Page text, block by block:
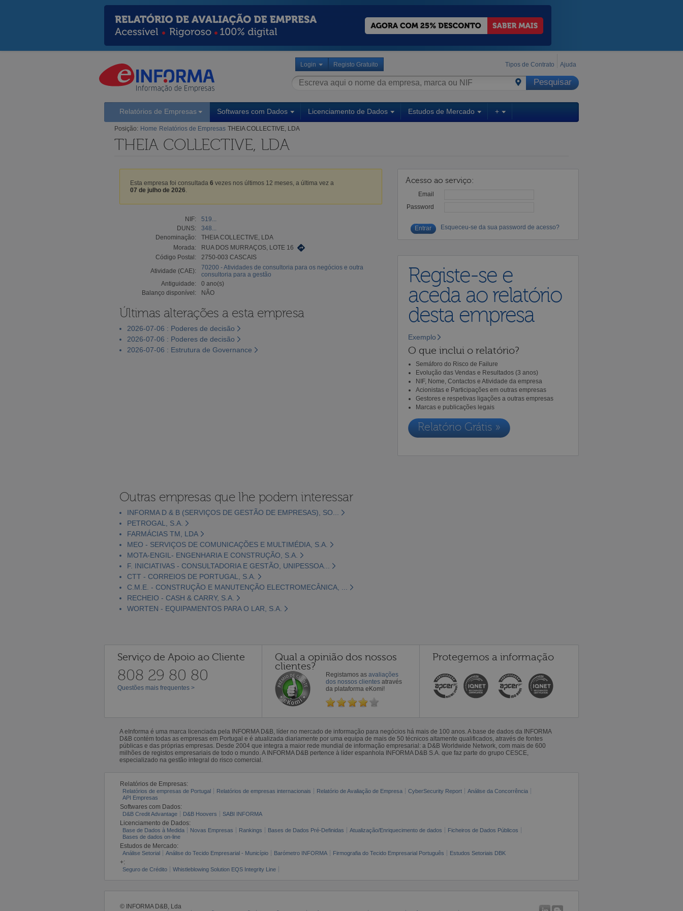
Login Registo Gratuito Tipos de Contrato Ajuda
Relatórios de Empresas Softwares com Dados Licenciamento de Dados Estudos de Mercado +
Posição: Home Relatórios de Empresas THEIA COLLECTIVE, LDA
THEIA COLLECTIVE, LDA
Esta empresa foi consultada 6 vezes nos últimos 12 meses, a última vez a
07 de julho de 2026
NIF:
519...
DUNS:
348...
Denominação:
THEIA COLLECTIVE, LDA
Morada:
RUA DOS MURRAÇOS, LOTE 16
Código Postal:
2750-003 CASCAIS
Atividade (CAE):
70200 - Atividades de consultoria para os negócios e outra
consultoria para a gestão
Antiguidade:
0 ano(s)
Balanço disponível:
NÃO
Últimas alterações a esta empresa
2026-07-06 : Poderes de decisão
2026-07-06 : Poderes de decisão
2026-07-06 : Estrutura de Governance
Acesso ao serviço:
Email
Password
Esqueceu-se da sua password de acesso?
Registe-se e
aceda ao relatório
desta empresa
Exemplo
O que inclui o relatório?
Semáforo do Risco de Failure
Evolução das Vendas e Resultados (3 anos)
NIF, Nome, Contactos e Atividade da empresa
Acionistas e Participações em outras empresas
Gestores e respetivas ligações a outras empresas
Marcas e publicações legais
Relatório Grátis »
Outras empresas que lhe podem interessar
INFORMA D & B (SERVIÇOS DE GESTÃO DE EMPRESAS), SO...
PETROGAL, S.A.
FARMÁCIAS TM, LDA
MEO - SERVIÇOS DE COMUNICAÇÕES E MULTIMÉDIA, S.A.
MOTA-ENGIL- ENGENHARIA E CONSTRUÇÃO, S.A.
F. INICIATIVAS - CONSULTADORIA E GESTÃO, UNIPESSOA...
CTT - CORREIOS DE PORTUGAL, S.A.
C.M.E. - CONSTRUÇÃO E MANUTENÇÃO ELECTROMECÂNICA, ...
RECHEIO - CASH & CARRY, S.A.
WORTEN - EQUIPAMENTOS PARA O LAR, S.A.
Serviço de Apoio ao Cliente
808 29 80 80
Questões mais frequentes >
Qual a opinião dos nossos
clientes?
Registamos as avaliações
dos nossos clientes através
da plataforma eKomi!
Protegemos a informação
A eInforma é uma marca licenciada pela INFORMA D&B, líder no mercado de informação para negócios há mais de 100 anos. A base de dados da INFORMA
D&B contém todas as empresas em Portugal e é atualizada diariamente por uma equipa de mais de 50 técnicos altamente qualificados, através de fontes
públicas e das próprias empresas. Desde 2004 que integra a maior rede mundial de informação empresarial: a D&B Worldwide Network, com mais de 600
milhões de registos empresariais de todo o mundo. A INFORMA D&B pertence à líder espanhola INFORMA D&B S.A. que faz parte do grupo CESCE,
especializado na gestão integral do risco comercial.
Relatórios de Empresas:
Relatórios de empresas de Portugal Relatórios de empresas internacionais Relatório de Avaliação de Empresa CyberSecurity Report
Análise da Concorrência
API Empresas
Softwares com Dados:
D&B Credit Advantage D&B Hoovers SABI INFORMA
Licenciamento de Dados:
Base de Dados à Medida Novas Empresas Rankings Bases de Dados Pré-Definidas Atualização/Enriquecimento de dados
Ficheiros de Dados Públicos
Bases de dados on-line
Estudos de Mercado:
Análise Setorial Análise do Tecido Empresarial - Município Barómetro INFORMA Firmografia do Tecido Empresarial Português Estudos Setoriais DBK
+:
Seguro de Crédito Whistleblowing Solution EQS Integrity Line
© INFORMA D&B, Lda